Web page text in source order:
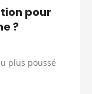
pour
?
plus poussé